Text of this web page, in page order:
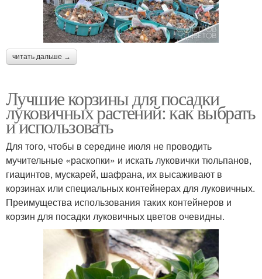
читать дальше →
Лучшие корзины для посадки
луковичных растений: как выбрать
и использовать
Для того, чтобы в середине июля не проводить
мучительные «раскопки» и искать луковички тюльпанов,
гиацинтов, мускарей, шафрана, их высаживают в
корзинах или специальных контейнерах для луковичных.
Преимущества использования таких контейнеров и
корзин для посадки луковичных цветов очевидны.